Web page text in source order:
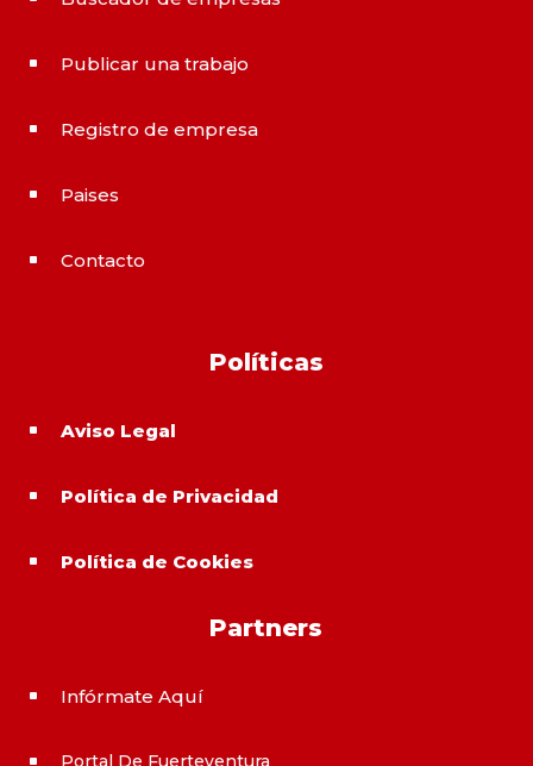
^ Publicar una trabajo
^ Registro de empresa
^ Paises
^ Contacto
Políticas
^ Aviso Legal
^ Política de Privacidad
^ Política de Cookies
Partners
^ Infórmate Aquí
^ Portal De Fuerteventura